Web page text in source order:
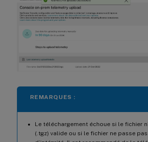
REMARQUES :
Le téléchargement échoue si le fichier
(.tgz) valide ou si le fichier ne passe